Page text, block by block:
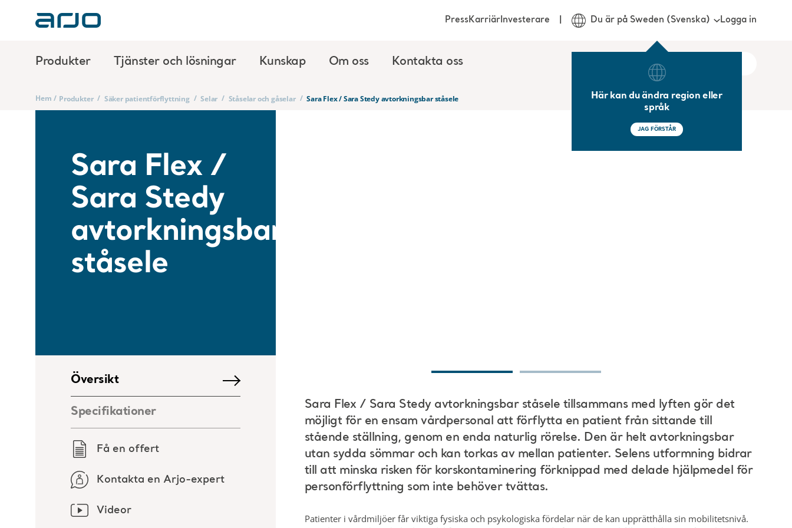
Produkter Tjänster och lösningar Kunskap Om oss Kontakta oss
PressKarriärInvesterare Du är på Sweden (Svenska)
Här kan du ändra region eller
språk
JAG FÖRSTÅR
Logga in
Hem / Produkter / Säker patientförflyttning / Selar / Ståselar och gåselar / Sara Flex / Sara Stedy avtorkningsbar ståsele
Sara Flex /
Sara Stedy
avtorkningsbar
ståsele
Översikt
Specifikationer
Få en offert
Kontakta en Arjo-expert
Videor
Sara Flex / Sara Stedy avtorkningsbar ståsele tillsammans med lyften gör det
möjligt för en ensam vårdpersonal att förflytta en patient från sittande till
stående ställning, genom en enda naturlig rörelse. Den är helt avtorkningsbar
utan sydda sömmar och kan torkas av mellan patienter. Selens utformning bidrar
till att minska risken för korskontaminering förknippad med delade hjälpmedel för
personförflyttning som inte behöver tvättas.
Patienter i vårdmiljöer får viktiga fysiska och psykologiska fördelar när de kan upprätthålla sin mobilitetsnivå.